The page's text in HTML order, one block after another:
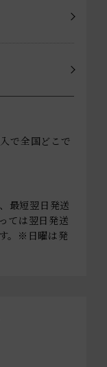
で全国どこで
最短翌日発送
ては翌日発送
。※日曜は発